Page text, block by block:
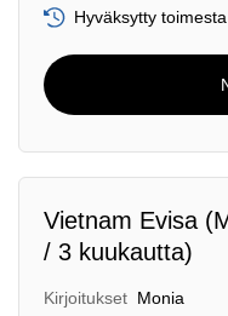
Hyväksytty
Vietnam Evisa
/ 3 kuukautta)
Kirjoitukset Monia